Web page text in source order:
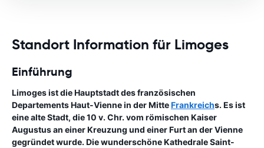
Standort Information für Limoges
Einführung
Limoges ist die Hauptstadt des französischen
Departements Haut-Vienne in der MitteFrankreichs. Es ist
eine alte Stadt, die 10 v. Chr. vom römischen Kaiser
Augustus an einer Kreuzung und einer Furt an der Vienne
gegründet wurde. Die wunderschöne Kathedrale Saint-